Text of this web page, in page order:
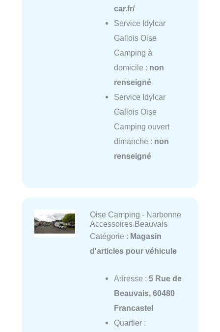
car.fr/
Service Idylcar
Gallois Oise
Camping à
domicile : non
renseigné
Service Idylcar
Gallois Oise
Camping ouvert
dimanche : non
renseigné
Oise Camping - Narbonne
Accessoires Beauvais
Catégorie : Magasin
d'articles pour véhicule
Adresse : 5 Rue de
Beauvais, 60480
Francastel
Quartier :